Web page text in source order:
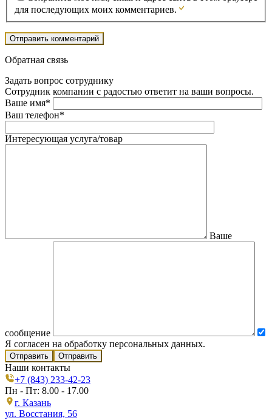
для последующих моих комментариев.
Обратная связь
Задать вопрос сотруднику
Сотрудник компании с радостью ответит на ваши вопросы.
Ваше имя*
Ваш телефон*
Интересующая услуга/товар
Ваше
сообщение
Я согласен на обработку персональных данных.
Отправить
Наши контакты
+7 (843) 233-42-23
Пн - Пт: 8.00 - 17.00
г. Казань
ул. Восстания, 56